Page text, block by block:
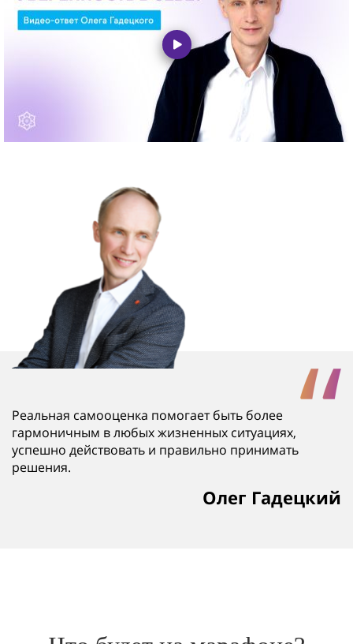
Реальная самооценка помогает быть более
гармоничным в любых жизненных ситуациях,
успешно действовать и правильно принимать
решения.
Олег Гадецкий